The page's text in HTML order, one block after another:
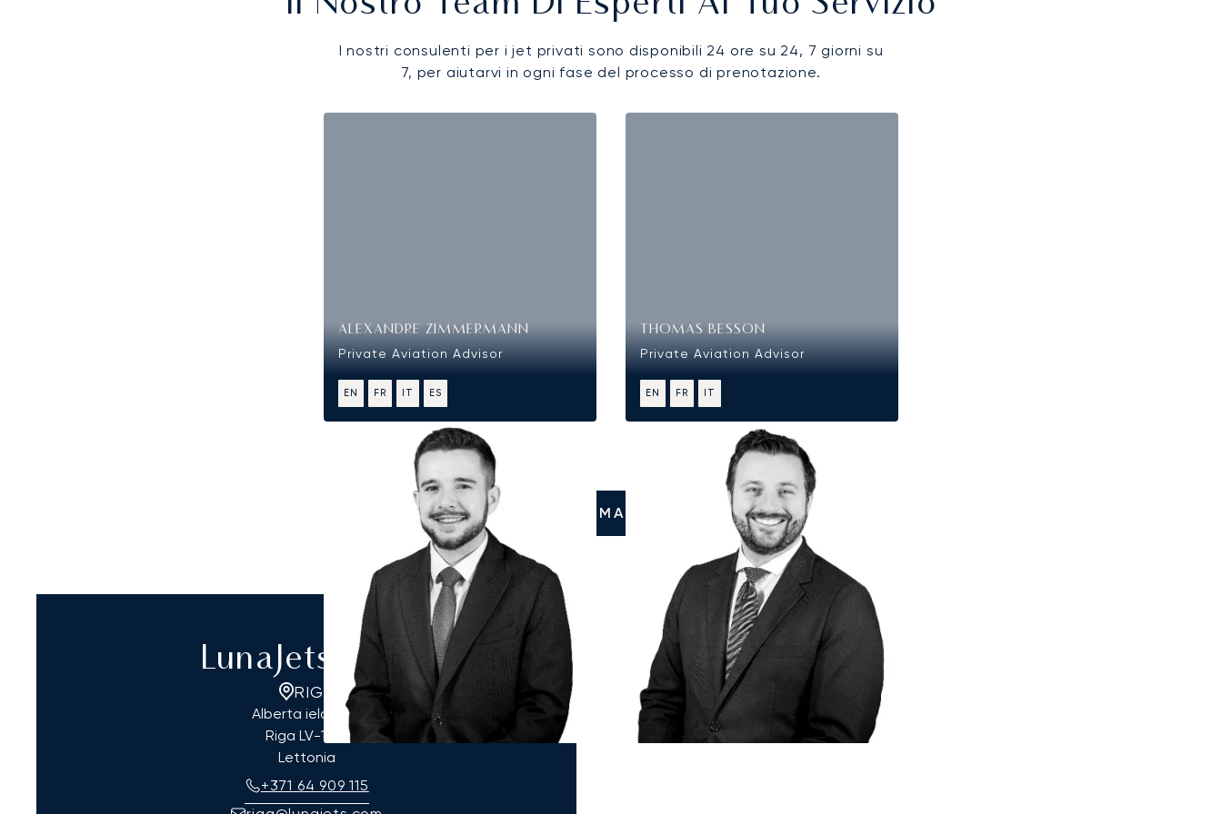
I nostri consulenti per i jet privati sono disponibili 24 ore su 24, 7 giorni su
7, per aiutarvi in ogni fase del processo di prenotazione.
ALEXANDRE ZIMMERMANN
Private Aviation Advisor
EN FR IT ES
THOMAS BESSON
Private Aviation Advisor
EN FR IT
CHIAMATECI
LunaJets Riga
RIGA
Alberta iela 12-5
Riga LV-1010
Lettonia
+371 64 909 115